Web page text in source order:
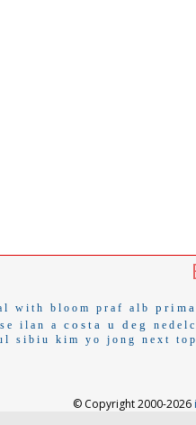
with bloom praf alb
ilan a costa u deg nedelc
sibiu kim yo jong next
© Copyright 2000-2026